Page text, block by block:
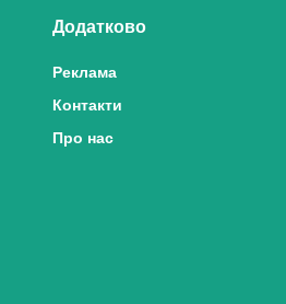
Додатково
Реклама
Контакти
Про нас